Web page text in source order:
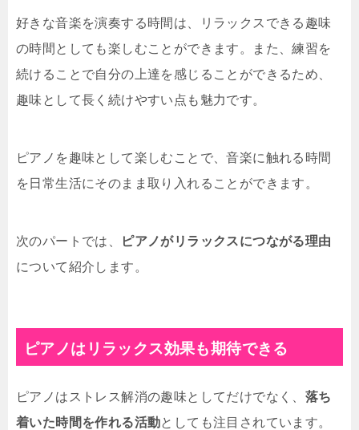
好きな音楽を演奏する時間は、リラックスできる趣味
の時間としても楽しむことができます。また、練習を
続けることで自分の上達を感じることができるため、
趣味として長く続けやすい点も魅力です。
ピアノを趣味として楽しむことで、音楽に触れる時間
を日常生活にそのまま取り入れることができます。
次のパートでは、
ピアノがリラックスにつながる理由
について紹介します。
ピアノはリラックス効果も期待できる
ピアノはストレス解消の趣味としてだけでなく、 落ち
着いた時間を作れる活動としても注目されています。